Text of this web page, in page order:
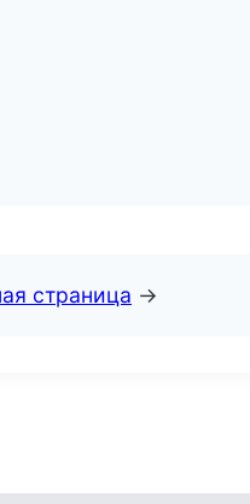
страница →